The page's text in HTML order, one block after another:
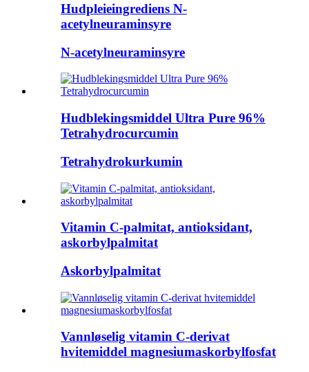
Hudpleieingrediens N-
acetylneuraminsyre
N-acetylneuraminsyre
Hudblekingsmiddel Ultra Pure 96%
Tetrahydrocurcumin
Tetrahydrokurkumin
Vitamin C-palmitat, antioksidant,
askorbylpalmitat
Askorbylpalmitat
Vannløselig vitamin C-derivat
hvitemiddel magnesiumaskorbylfosfat